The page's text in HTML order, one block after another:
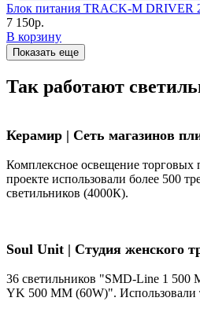
Блок питания TRACK-M DRIVER
7 150р.
В корзину
Показать еще
Так работают
Керамир | Сеть магазинов
Комплексное освещение торговых
проекте использовали более 500
светильников (4000К).
Soul Unit | Студия женского
36 светильников "SMD-Line 1
YK 500 ММ (60W)". Использовали